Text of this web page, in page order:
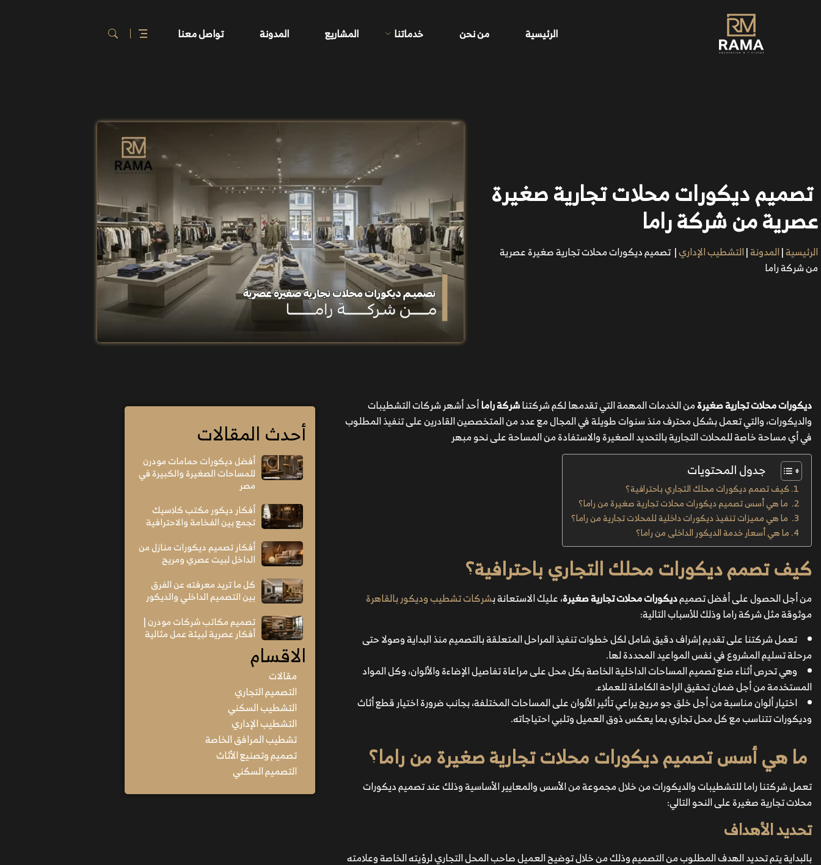
الرئيسية من نحن خدماتنا المشاريع المدونة تواصل معنا
تصميم ديكورات محلات تجارية صغيرة
عصرية من شركة راما
الرئيسية|المدونة|التشطيب الإداري| تصميم ديكورات محلات تجارية صغيرة عصرية
من شركة راما
ديكورات محلات تجارية صغيرةمن الخدمات المهمة التي تقدمها لكم شركتناشركة راماأحد أشهر شركات التشطيبات
والديكورات، والتي تعمل بشكل محترف منذ سنوات طويلة في المجال مع عدد من المتخصصين القادرين على تنفيذ المطلوب
في أي مساحة خاصة للمحلات التجارية بالتحديد الصغيرة والاستفادة من المساحة على نحو مبهر
جدول المحتويات
كيف تصمم ديكورات محلك التجاري باحترافية؟
ما هي أسس تصميم ديكورات محلات تجارية صغيرة من راما؟
ما هي مميزات تنفيذ ديكورات داخلية للمحلات تجارية من راما؟
ما هي أسعار خدمة الديكور الداخلى من راما؟
كيف تصمم ديكورات محلك التجاري باحترافية؟
من أجل الحصول على أفضل تصميمديكورات محلات تجارية صغيرة، عليك الاستعانة بشركات تشطيب وديكور بالقاهرة
موثوقة مثل شركة راما وذلك للأسباب التالية:
تعمل شركتنا على تقديم إشراف دقيق شامل لكل خطوات تنفيذ المراحل المتعلقة بالتصميم منذ البداية وصولا حتى
مرحلة تسليم المشروع في نفس المواعيد المحددة لها.
وهي تحرص أثناء صنع تصميم المساحات الداخلية الخاصة بكل محل على مراعاة تفاصيل الإضاءة والألوان، وكل المواد
المستخدمة من أجل ضمان تحقيق الراحة الكاملة للعملاء.
اختيار ألوان مناسبة من أجل خلق جو مريح يراعي تأثير الألوان على المساحات المختلفة، بجانب ضرورة اختيار قطع أثاث
وديكورات تتناسب مع كل محل تجاري بما يعكس ذوق العميل وتلبي احتياجاته.
ما هي أسس تصميم ديكورات محلات تجارية صغيرة من راما؟
تعمل شركتنا راما للتشطيبات والديكورات من خلال مجموعة من الأسس والمعايير الأساسية وذلك عند تصميم ديكورات
محلات تجارية صغيرة على النحو التالي:
تحديد الأهداف
بالبداية يتم تحديد الهدف المطلوب من التصميم وذلك من خلال توضيح العميل صاحب المحل التجاري لرؤيته الخاصة وعلامته
أحدث المقالات
أفضل ديكورات حمامات مودرن
للمساحات الصغيرة والكبيرة في
مصر
أفكار ديكور مكتب كلاسيك
تجمع بين الفخامة والاحترافية
أفكار تصميم ديكورات منازل من
الداخل لبيت عصري ومريح
كل ما تريد معرفته عن الفرق
بين التصميم الداخلي والديكور
تصميم مكاتب شركات مودرن |
أفكار عصرية لبيئة عمل مثالية
الاقسام
مقالات
التصميم التجاري
التشطيب السكني
التشطيب الإداري
تشطيب المرافق الخاصة
تصميم وتصنيع الأثاث
التصميم السكني